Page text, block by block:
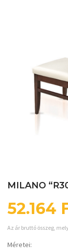
MILANO
52.164
Az ár bruttó összeg,
Méretei: